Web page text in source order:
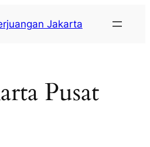
Jakarta
Pusat